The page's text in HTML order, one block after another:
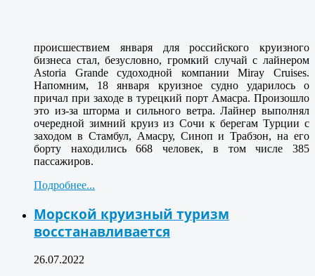
происшествием января для российского круизного
бизнеса стал, безусловно, громкий случай с лайнером
Astoria Grande судоходной компании Miray Cruises.
Напомним, 18 января круизное судно ударилось о
причал при заходе в турецкий порт Амасра. Произошло
это из-за шторма и сильного ветра. Лайнер выполнял
очередной зимний круиз из Сочи к берегам Турции с
заходом в Стамбул, Амасру, Синоп и Трабзон, на его
борту находились 668 человек, в том числе 385
пассажиров.
Подробнее...
Морской круизный туризм
восстанавливается
26.07.2022